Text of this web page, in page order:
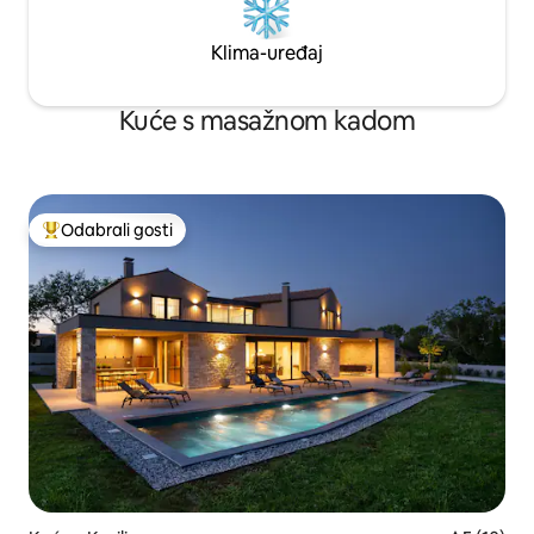
Klima-uređaj
Kuće s masažnom kadom
Među najviše rangiranima s oznakom „Odabrali gosti”
Odabrali gosti